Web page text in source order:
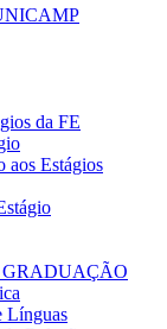
da FE
Estágios
GRADUAÇÃO
Línguas